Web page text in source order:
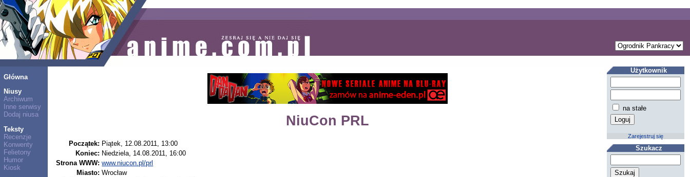
Główna
Niusy
Archiwum
Inne serwisy
Dodaj niusa
Teksty
Recenzje
Konwenty
Felietony
Humor
Kiosk
NiuCon PRL
Początek: Piątek, 12.08.2011, 13:00
Koniec: Niedziela, 14.08.2011, 16:00
Strona WWW: www.niucon.pl/prl
Miasto: Wrocław
Użytkownik
na stałe
Zarejestruj się
Szukacz